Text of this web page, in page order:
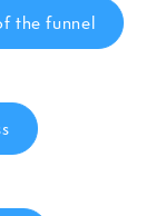
the funnel